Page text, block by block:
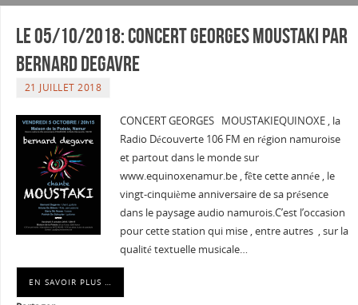
Le 05/10/2018: Concert Georges Moustaki par
Bernard DEGAVRE
21 JUILLET 2018
CONCERT GEORGES MOUSTAKIEQUINOXE , la
Radio Découverte 106 FM en région namuroise
et partout dans le monde sur
www.equinoxenamur.be , fête cette année , le
vingt-cinquième anniversaire de sa présence
dans le paysage audio namurois.C’est l’occasion
pour cette station qui mise , entre autres , sur la
qualité textuelle musicale…
EN SAVOIR PLUS …